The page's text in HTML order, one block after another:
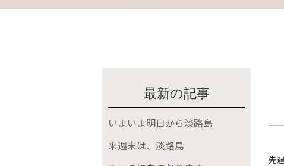
最新の記事
いよいよ明日から淡路島
来週末は、淡路島
先